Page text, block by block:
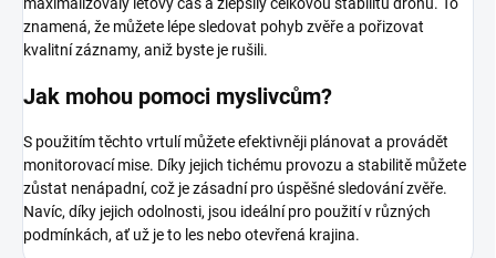
maximalizovaly letový čas a zlepšily celkovou stabilitu dronu. To
znamená, že můžete lépe sledovat pohyb zvěře a pořizovat
kvalitní záznamy, aniž byste je rušili.
Jak mohou pomoci myslivcům?
S použitím těchto vrtulí můžete efektivněji plánovat a provádět
monitorovací mise. Díky jejich tichému provozu a stabilitě můžete
zůstat nenápadní, což je zásadní pro úspěšné sledování zvěře.
Navíc, díky jejich odolnosti, jsou ideální pro použití v různých
podmínkách, ať už je to les nebo otevřená krajina.